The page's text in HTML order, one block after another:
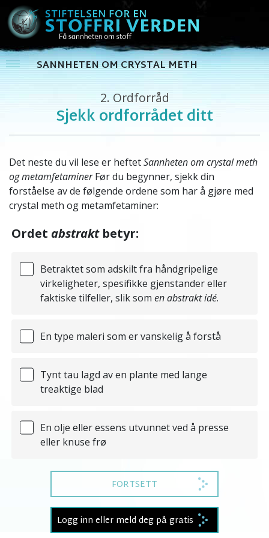
SANNHETEN OM CRYSTAL METH
2. Ordforråd
Sjekk ordforrådet ditt
Det neste du vil lese er heftetSannheten om crystal meth
og metamfetaminerFør du begynner, sjekk din
forståelse av de følgende ordene som har å gjøre med
crystal meth og metamfetaminer:
Ordet abstraktbetyr:
Betraktet som adskilt fra håndgripelige
virkeligheter, spesifikke gjenstander eller
faktiske tilfeller, slik som en abstrakt idé.
En type maleri som er vanskelig å forstå
Tynt tau lagd av en plante med lange
treaktige blad
En olje eller essens utvunnet ved å presse
eller knuse frø
FORTSETT
Logg inn eller meld deg på gratis